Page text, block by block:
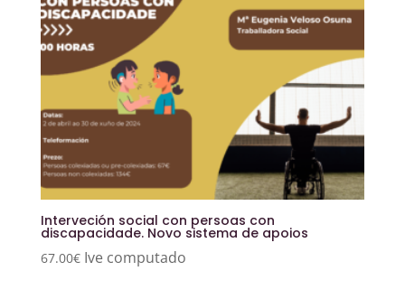
Interveción social con persoas con
discapacidade. Novo sistema de apoios
67.00€ Ive computado